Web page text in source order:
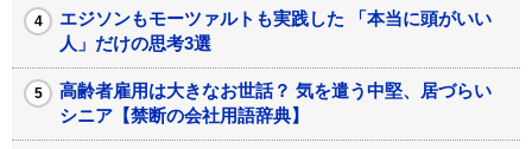
エジソンもモーツァルトも実践した 「本当に頭がいい
人」だけの思考3選
高齢者雇用は大きなお世話？ 気を遣う中堅、居づらい
シニア【禁断の会社用語辞典】